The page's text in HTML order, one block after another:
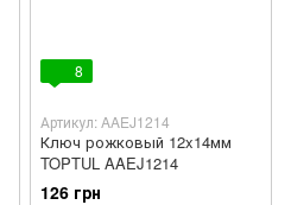
8
Артикул: AAEJ1214
Ключ рожковый 12x14мм
TOPTUL AAEJ1214
126 грн